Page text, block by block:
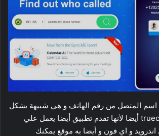
اسم المتصل من رقم الهاتف و هي شبيهة بشكل
كبير مع خدمة truecaller أيضا لأنها تقدم تطبيق أيضا يعمل علي
اندرويد و اي فون و أيضا به موقع يمكنك